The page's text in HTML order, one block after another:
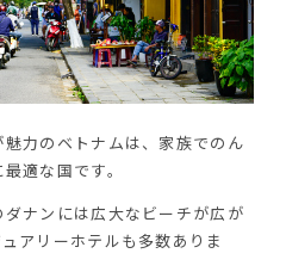
力のベトナムは、家族でのん
適な国です。
ナンには広大なビーチが広が
アリーホテルも多数ありま